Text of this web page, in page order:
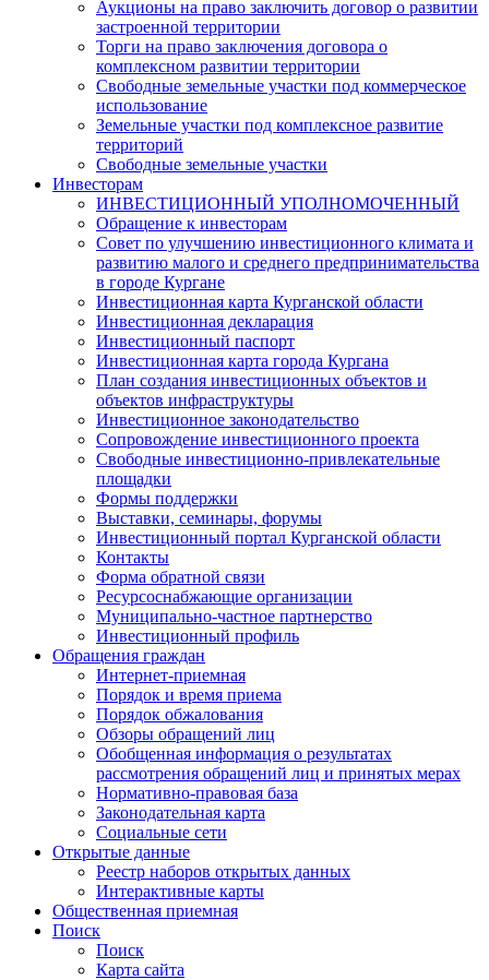
Аукционы на право заключить договор о развитии
застроенной территории
Торги на право заключения договора о
комплексном развитии территории
Свободные земельные участки под коммерческое
использование
Земельные участки под комплексное развитие
территорий
Свободные земельные участки
Инвесторам
ИНВЕСТИЦИОННЫЙ УПОЛНОМОЧЕННЫЙ
Обращение к инвесторам
Совет по улучшению инвестиционного климата и
развитию малого и среднего предпринимательства
в городе Кургане
Инвестиционная карта Курганской области
Инвестиционная декларация
Инвестиционный паспорт
Инвестиционная карта города Кургана
План создания инвестиционных объектов и
объектов инфраструктуры
Инвестиционное законодательство
Сопровождение инвестиционного проекта
Свободные инвестиционно-привлекательные
площадки
Формы поддержки
Выставки, семинары, форумы
Инвестиционный портал Курганской области
Контакты
Форма обратной связи
Ресурсоснабжающие организации
Муниципально-частное партнерство
Инвестиционный профиль
Обращения граждан
Интернет-приемная
Порядок и время приема
Порядок обжалования
Обзоры обращений лиц
Обобщенная информация о результатах
рассмотрения обращений лиц и принятых мерах
Нормативно-правовая база
Законодательная карта
Социальные сети
Открытые данные
Реестр наборов открытых данных
Интерактивные карты
Общественная приемная
Поиск
Поиск
Карта сайта